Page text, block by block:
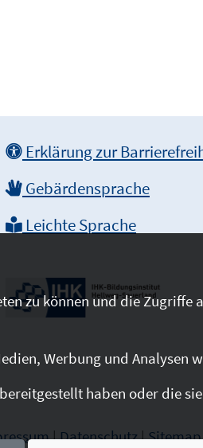
Erklärung zur
Gebärdensprache
Leichte Sprache
|Datenschutz|Sitemap
zu können und die Zugriffe
Werbung und Analysen
haben oder die